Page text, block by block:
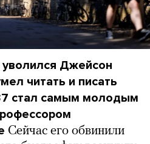
Джейсон
читать и писать
стал самым молодым
Сейчас его обвинили